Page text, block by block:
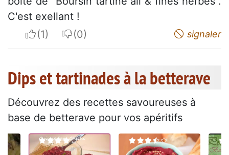
C'est exellant !
I apreciateI do not appreciate signaler
Dips et tartinades à la betterave
Découvrez des recettes savoureuses à
base de betterave pour vos apéritifs